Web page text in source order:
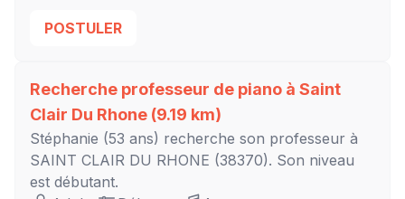
POSTULER
Recherche professeur de piano à Saint
Clair Du Rhone (9.19 km)
Stéphanie (53 ans) recherche son professeur à
SAINT CLAIR DU RHONE (38370). Son niveau
est débutant.